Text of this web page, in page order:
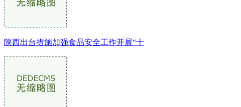
陕西出台措施加强食品安全工作开展“十